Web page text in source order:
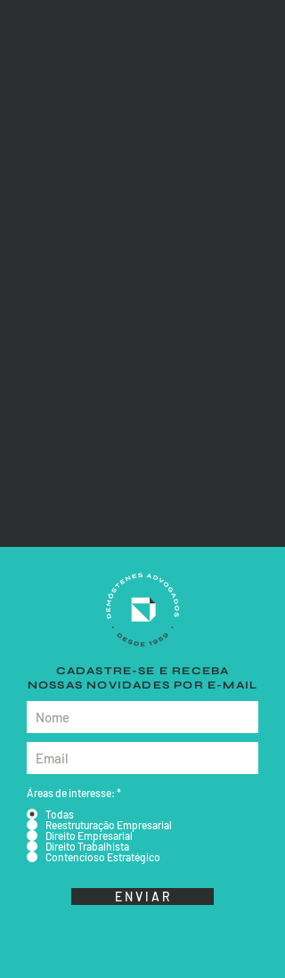
CADASTRE-SE E RECEBA
NOSSAS NOVIDADES POR E-MAIL
Áreas de interesse: *
Todas
Reestruturação Empresarial
Direito Empresarial
Direito Trabalhista
Contencioso Estratégico
E N V I A R